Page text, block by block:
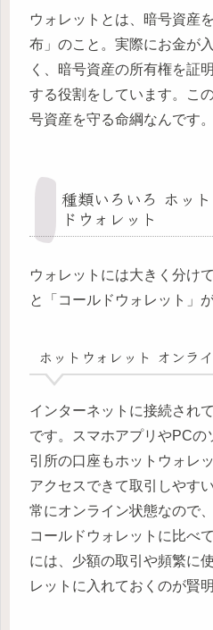
ウォレットとは、暗号資産
布」のこと。実際にお金が
く、暗号資産の所有権を証
する役割をしています。こ
号資産を守る命綱なんです。
種類いろいろ ホッ
ドウォレット
ウォレットには大きく分け
と「コールドウォレット」
ホットウォレット オンラ
インターネットに接続され
です。スマホアプリやPCの
引所の口座もホットウォレ
アクセスできて取引しやす
常にオンライン状態なので
コールドウォレットに比べ
には、少額の取引や頻繁に
レットに入れておくのが賢